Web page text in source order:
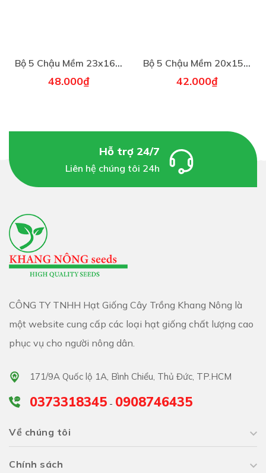
Bộ 5 Chậu Mềm 23x16cm
48.000₫
Bộ 5 Chậu Mềm 20x15cm
42.000₫
Hỗ trợ 24/7
Liên hệ chúng tôi 24h
CÔNG TY TNHH Hạt Giống Cây Trồng Khang Nông là
một website cung cấp các loại hạt giống chất lượng cao
phục vụ cho người nông dân.
171/9A Quốc lộ 1A, Bình Chiểu, Thủ Đức, TP.HCM
0373318345 - 0908746435
Về chúng tôi
Chính sách